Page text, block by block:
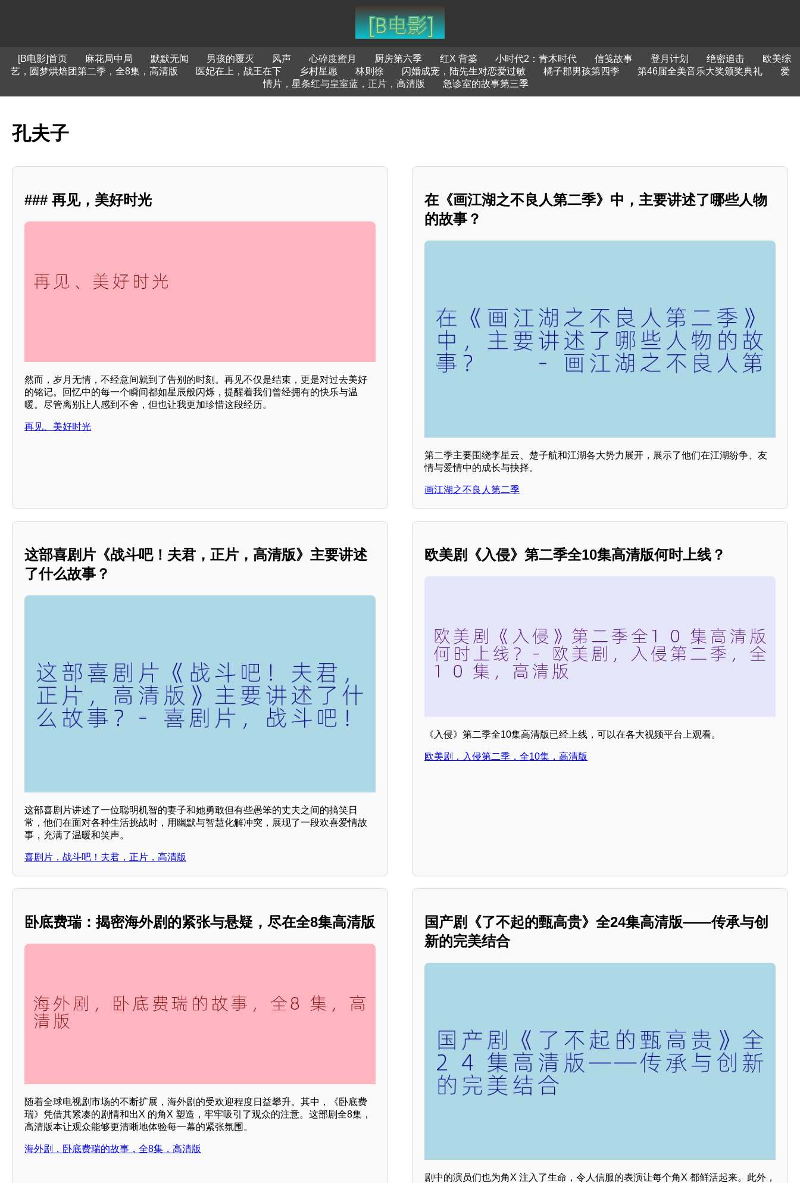
[B电影]首页 麻花局中局 默默无闻 男孩的覆灭 风声 心碎度蜜月 厨房第六季 红X 背篓 小时代2：青木时代 信笺故事 登月计划 绝密追击
欧美综
艺，圆梦烘焙团第二季，全8集，高清版
医妃在上，战王在下 乡村星愿 林则徐 闪婚成宠，陆先生对恋爱过敏 橘子郡男孩第四季 第46届全美音乐大奖颁奖典礼
爱
情片，星条红与皇室蓝，正片，高清版
急诊室的故事第三季
孔夫子
### 再见，美好时光
然而，岁月无情，不经意间就到了告别的时刻。再见不仅是结束，更是对过去美好
的铭记。回忆中的每一个瞬间都如星辰般闪烁，提醒着我们曾经拥有的快乐与温
暖。尽管离别让人感到不舍，但也让我更加珍惜这段经历。
再见、美好时光
在《画江湖之不良人第二季》中，主要讲述了哪些人物
的故事？
第二季主要围绕李星云、楚子航和江湖各大势力展开，展示了他们在江湖纷争、友
情与爱情中的成长与抉择。
画江湖之不良人第二季
这部喜剧片《战斗吧！夫君，正片，高清版》主要讲述
了什么故事？
这部喜剧片讲述了一位聪明机智的妻子和她勇敢但有些愚笨的丈夫之间的搞笑日
常，他们在面对各种生活挑战时，用幽默与智慧化解冲突，展现了一段欢喜爱情故
事，充满了温暖和笑声。
喜剧片，战斗吧！夫君，正片，高清版
欧美剧《入侵》第二季全10集高清版何时上线？
《入侵》第二季全10集高清版已经上线，可以在各大视频平台上观看。
欧美剧，入侵第二季，全10集，高清版
卧底费瑞：揭密海外剧的紧张与悬疑，尽在全8集高清版
随着全球电视剧市场的不断扩展，海外剧的受欢迎程度日益攀升。其中，《卧底费
瑞》凭借其紧凑的剧情和出X 的角X 塑造，牢牢吸引了观众的注意。这部剧全8集，
高清版本让观众能够更清晰地体验每一幕的紧张氛围。
海外剧，卧底费瑞的故事，全8集，高清版
国产剧《了不起的甄高贵》全24集高清版——传承与创
新的完美结合
剧中的演员们也为角X 注入了生命，令人信服的表演让每个角X 都鲜活起来。此外，